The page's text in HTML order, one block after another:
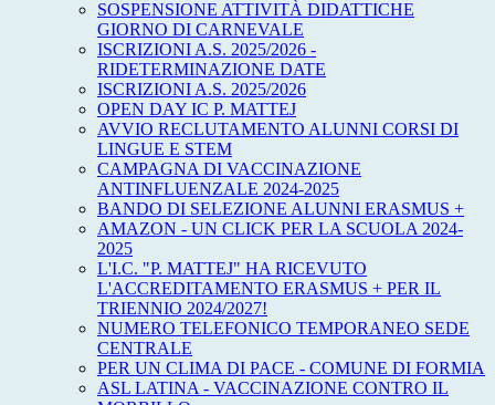
SOSPENSIONE ATTIVITÀ DIDATTICHE
GIORNO DI CARNEVALE
ISCRIZIONI A.S. 2025/2026 -
RIDETERMINAZIONE DATE
ISCRIZIONI A.S. 2025/2026
OPEN DAY IC P. MATTEJ
AVVIO RECLUTAMENTO ALUNNI CORSI DI
LINGUE E STEM
CAMPAGNA DI VACCINAZIONE
ANTINFLUENZALE 2024-2025
BANDO DI SELEZIONE ALUNNI ERASMUS +
AMAZON - UN CLICK PER LA SCUOLA 2024-
2025
L'I.C. "P. MATTEJ" HA RICEVUTO
L'ACCREDITAMENTO ERASMUS + PER IL
TRIENNIO 2024/2027!
NUMERO TELEFONICO TEMPORANEO SEDE
CENTRALE
PER UN CLIMA DI PACE - COMUNE DI FORMIA
ASL LATINA - VACCINAZIONE CONTRO IL